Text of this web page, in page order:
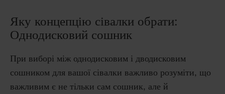
Яку концепцію сівалки обрати:
Однодисковий сошник
При виборі між однодисковим і дводисковим
сошником для вашої сівалки важливо розуміти, що
важливим є не тільки сам сошник, але й